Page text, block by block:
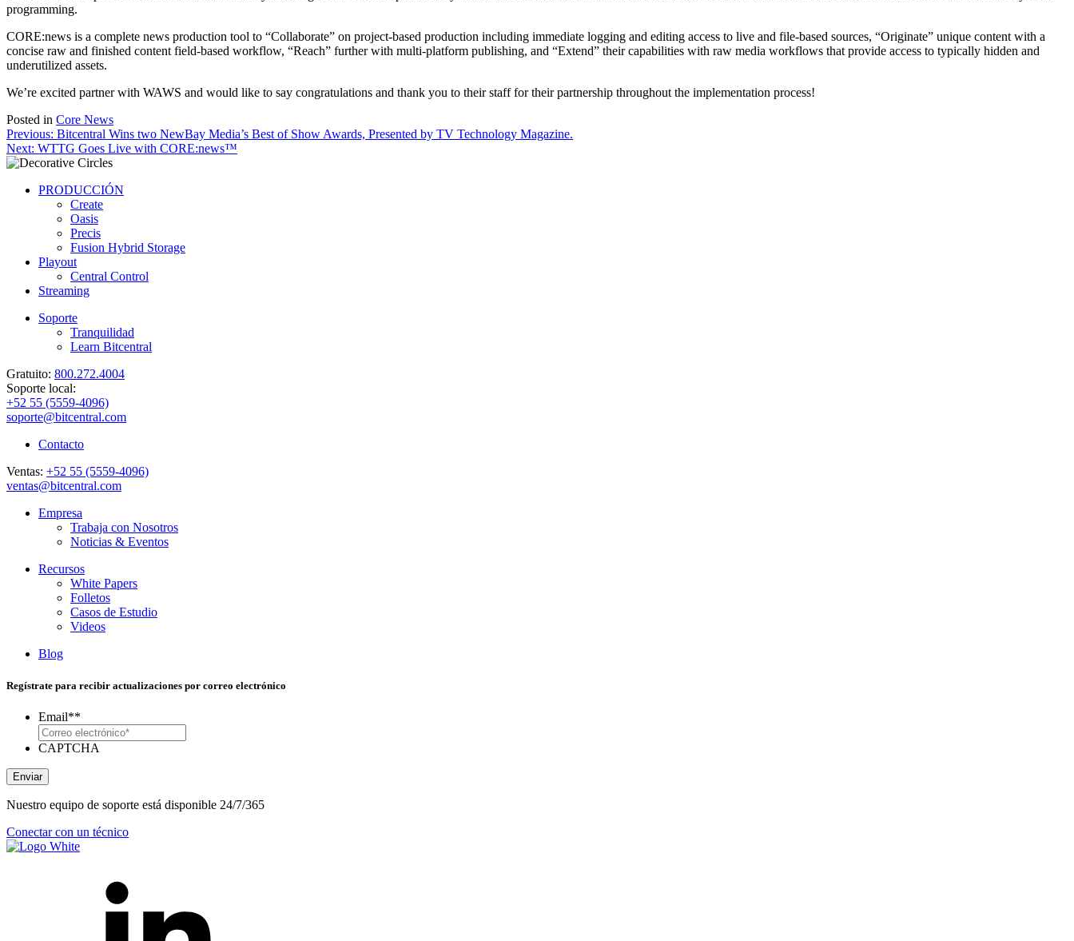
programming.
CORE:news is a complete news production tool to “Collaborate” on project-based production including immediate logging and editing access to live and file-based sources, “Originate” unique content with a
concise raw and finished content field-based workflow, “Reach” further with multi-platform publishing, and “Extend” their capabilities with raw media workflows that provide access to typically hidden and
underutilized assets.
We’re excited partner with WAWS and would like to say congratulations and thank you to their staff for their partnership throughout the implementation process!
Posted in Core News
Post
navigation
Previous: Bitcentral Wins two NewBay Media’s Best of Show Awards, Presented by TV Technology Magazine.
Next: WTTG Goes Live with CORE:news™
PRODUCCIÓN
Create
Oasis
Precis
Fusion Hybrid Storage
Playout
Central Control
Streaming
Soporte
Tranquilidad
Learn Bitcentral
Gratuito: 800.272.4004
Soporte local:
+52 55 (5559-4096)
soporte@bitcentral.com
Contacto
Ventas: +52 55 (5559-4096)
ventas@bitcentral.com
Empresa
Trabaja con Nosotros
Noticias & Eventos
Recursos
White Papers
Folletos
Casos de Estudio
Videos
Blog
Regístrate para recibir actualizaciones por correo electrónico
Email**
CAPTCHA
Enviar
Nuestro equipo de soporte está disponible 24/7/365
Conectar con un técnico